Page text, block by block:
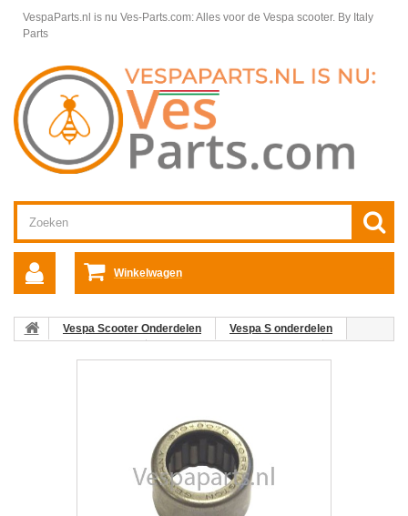
VespaParts.nl is nu Ves-Parts.com: Alles voor de Vespa scooter. By Italy
Parts
Winkelwagen
Vespa Scooter Onderdelen
Vespa S onderdelen